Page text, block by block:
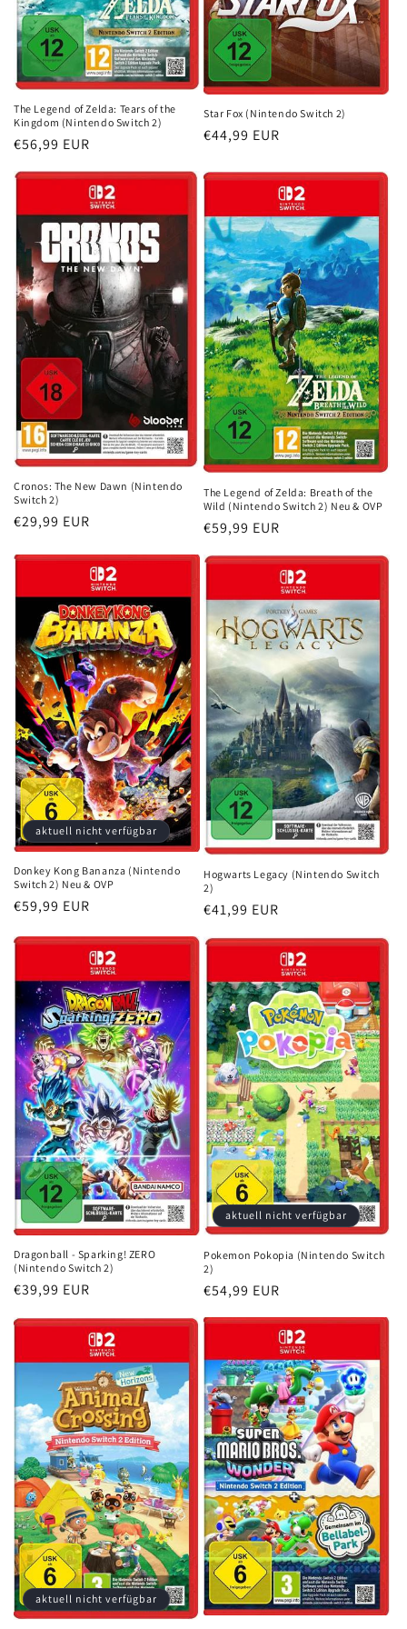
The Legend of Zelda: Tears of the
Kingdom (Nintendo Switch 2)
Normaler
€56,99 EUR
Star Fox (Nintendo Switch 2)
Normaler
€44,99 EUR
Cronos: The New Dawn (Nintendo
Switch 2)
Normaler
€29,99 EUR
The Legend of Zelda: Breath of the
Wild (Nintendo Switch 2) Neu & OVP
Normaler
€59,99 EUR
aktuell nicht verfügbar
Donkey Kong Bananza (Nintendo
Switch 2) Neu & OVP
Normaler
€59,99 EUR
Hogwarts Legacy (Nintendo Switch
2)
Normaler
€41,99 EUR
Dragonball - Sparking! ZERO
(Nintendo Switch 2)
Normaler
€39,99 EUR
aktuell nicht verfügbar
Pokemon Pokopia (Nintendo Switch
2)
Normaler
€54,99 EUR
aktuell nicht verfügbar